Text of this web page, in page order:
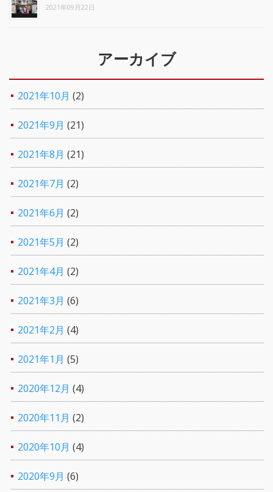
2021年09月22日
アーカイブ
2021年10月 (2)
2021年9月 (21)
2021年8月 (21)
2021年7月 (2)
2021年6月 (2)
2021年5月 (2)
2021年4月 (2)
2021年3月 (6)
2021年2月 (4)
2021年1月 (5)
2020年12月 (4)
2020年11月 (2)
2020年10月 (4)
2020年9月 (6)